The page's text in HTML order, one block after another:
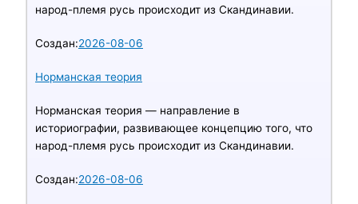
народ-племя русь происходит из Скандинавии.
Создан:2026-08-06
Норманская теория
Норманская теория — направление в
историографии, развивающее концепцию того, что
народ-племя русь происходит из Скандинавии.
Создан:2026-08-06